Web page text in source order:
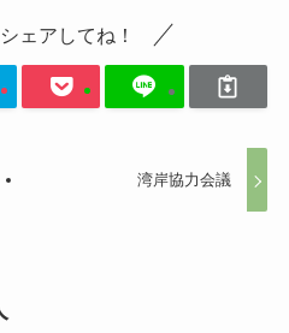
ェアしてね！
湾岸協力会議